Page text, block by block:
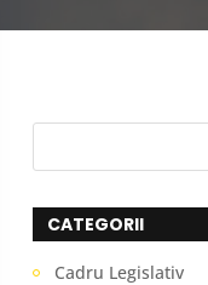
CATEGORII
Cadru Legislativ